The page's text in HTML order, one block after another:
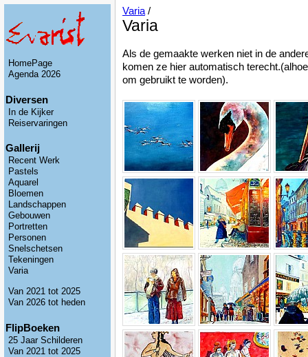
HomePage
Agenda 2026
Diversen
In de Kijker
Reiservaringen
Gallerij
Recent Werk
Pastels
Aquarel
Bloemen
Landschappen
Gebouwen
Portretten
Personen
Snelschetsen
Tekeningen
Varia
Van 2021 tot 2025
Van 2026 tot heden
FlipBoeken
25 Jaar Schilderen
Van 2021 tot 2025
Varia /
Varia
Als de gemaakte werken niet in de
komen ze hier automatisch
om gebruikt te worden).